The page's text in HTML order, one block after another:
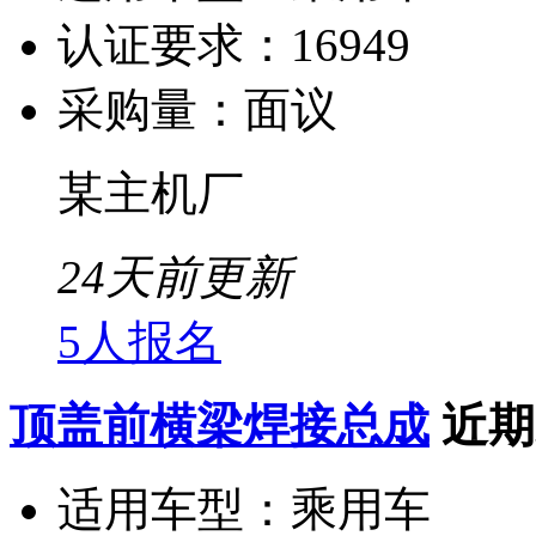
认证要求： 16949
采购量： 面议
某主机厂
24天前更新
5人报名
顶盖前横梁焊接总成 近
适用车型： 乘用车